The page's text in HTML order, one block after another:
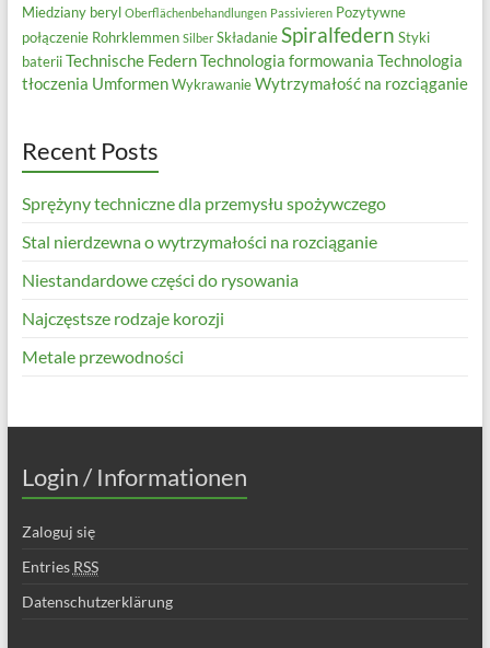
Miedziany beryl Oberflächenbehandlungen Passivieren Pozytywne
połączenie Rohrklemmen Silber Składanie Spiralfedern Styki
baterii Technische FedernTechnologia formowania Technologia
tłoczenia Umformen Wykrawanie Wytrzymałość na rozciąganie
Recent Posts
Sprężyny techniczne dla przemysłu spożywczego
Stal nierdzewna o wytrzymałości na rozciąganie
Niestandardowe części do rysowania
Najczęstsze rodzaje korozji
Metale przewodności
Login / Informationen
Zaloguj się
Entries RSS
Datenschutzerklärung